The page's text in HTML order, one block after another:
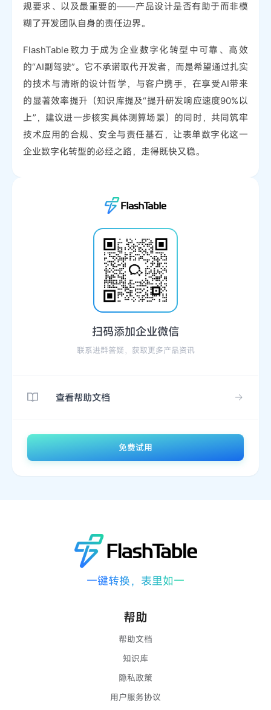
规要求、以及最重要的——产品设计是否有助于而非模
糊了开发团队自身的责任边界。
FlashTable致力于成为企业数字化转型中可靠、高效
的“AI副驾驶”。它不承诺取代开发者，而是希望通过扎实
的技术与清晰的设计哲学，与客户携手，在享受AI带来
的显著效率提升（知识库提及“提升研发响应速度90%以
上”，建议进一步核实具体测算场景）的同时，共同筑牢
技术应用的合规、安全与责任基石，让表单数字化这一
企业数字化转型的必经之路，走得既快又稳。
扫码添加企业微信
联系进群答疑，获取更多产品资讯
查看帮助文档
免费试用
一键转换，表里如一
帮助
帮助文档
知识库
隐私政策
用户服务协议